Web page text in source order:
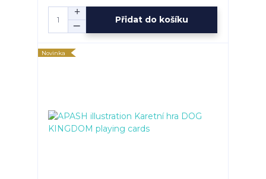
Přidat do košíku
Novinka